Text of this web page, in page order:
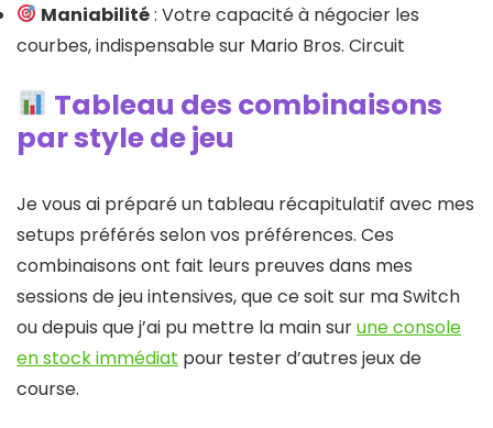
Maniabilité: Votre capacité à négocier les
courbes, indispensable sur Mario Bros. Circuit
Tableau des combinaisons
par style de jeu
Je vous ai préparé un tableau récapitulatif avec mes
setups préférés selon vos préférences. Ces
combinaisons ont fait leurs preuves dans mes
sessions de jeu intensives, que ce soit sur ma Switch
ou depuis que j’ai pu mettre la main surune console
en stock immédiat pour tester d’autres jeux de
course.